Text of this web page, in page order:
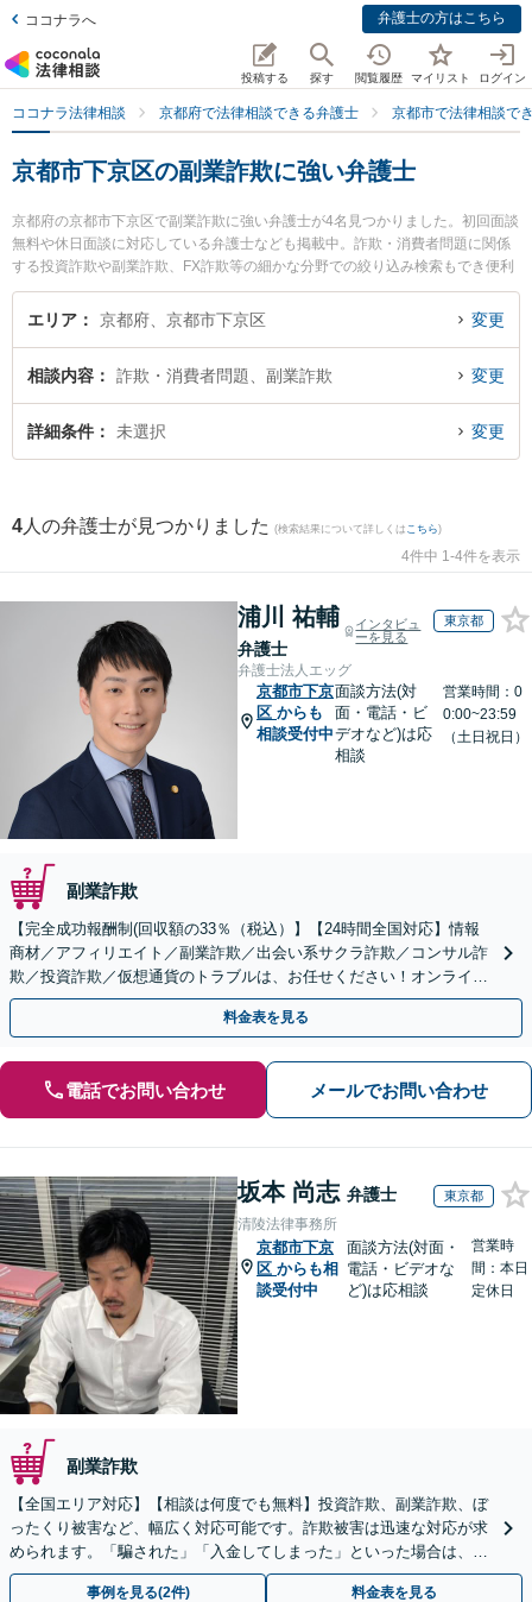
ココナラへ 弁護士の方はこちら
投稿する 探す 閲覧履歴 マイリスト ログイン
ココナラ法律相談 京都府で法律相談できる弁護士 京都市で法律相談で
京都市下京区の副業詐欺に強い弁護士
京都府の京都市下京区で副業詐欺に強い弁護士が4名見つかりました。初回面談
無料や休日面談に対応している弁護士なども掲載中。詐欺・消費者問題に関係
する投資詐欺や副業詐欺、FX詐欺等の細かな分野での絞り込み検索もでき便利
です。特に嶋田隼也法律事務所の嶋田 隼也弁護士や荻野法律事務所の荻野 伸一
弁護士、京都駅前弁護士法律事務所の代次 徹也弁護士のプロフィール情報や弁
ル解決の実績豊富な近くの弁護士を検索したい』『初回相談無料で副業詐欺を
法律相談できる京都市下京区内の弁護士に相談予約したい』などでお困りの相
談者さんにおすすめです。
エリア 京都府、京都市下京区 変更
相談内容 詐欺・消費者問題、副業詐欺 変更
詳細条件 未選択 変更
4 人の弁護士が見つかりました (検索結果について詳しくは こちら)
4件中 1-4件を表示
浦川 祐輔
弁護士
インタビュ
ーを見る
東京都
弁護士法人エッグ
京都市下京
区 からも
相談受付中
面談方法(対
面・電話・ビ
デオなど)は応
相談
営業時間：0
0:00~23:59
（土日祝日）
副業詐欺
【完全成功報酬制(回収額の33％（税込）】【24時間全国対応】情報
商材／アフィリエイト／副業詐欺／出会い系サクラ詐欺／コンサル詐
欺／投資詐欺／仮想通貨のトラブルは、お任せください！オンライン
のみで解決も可能！
料金表を見る
電話でお問い合わせ メールでお問い合わせ
坂本 尚志 弁護士 東京都
清陵法律事務所
京都市下京
区 からも相
談受付中
面談方法(対面・
電話・ビデオな
ど)は応相談
営業時
間：本日
定休日
副業詐欺
【全国エリア対応】【相談は何度でも無料】投資詐欺、副業詐欺、ぼ
ったくり被害など、幅広く対応可能です。詐欺被害は迅速な対応が求
められます。「騙された」「入金してしまった」といった場合は、お
早めにご相談ください。【電話・メール・WEB相談可】
事例を見る(2件) 料金表を見る